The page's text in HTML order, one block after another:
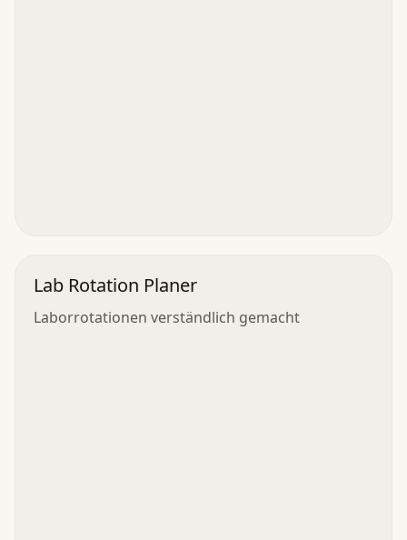
Lab Rotation Planer
Laborrotationen verständlich gemacht